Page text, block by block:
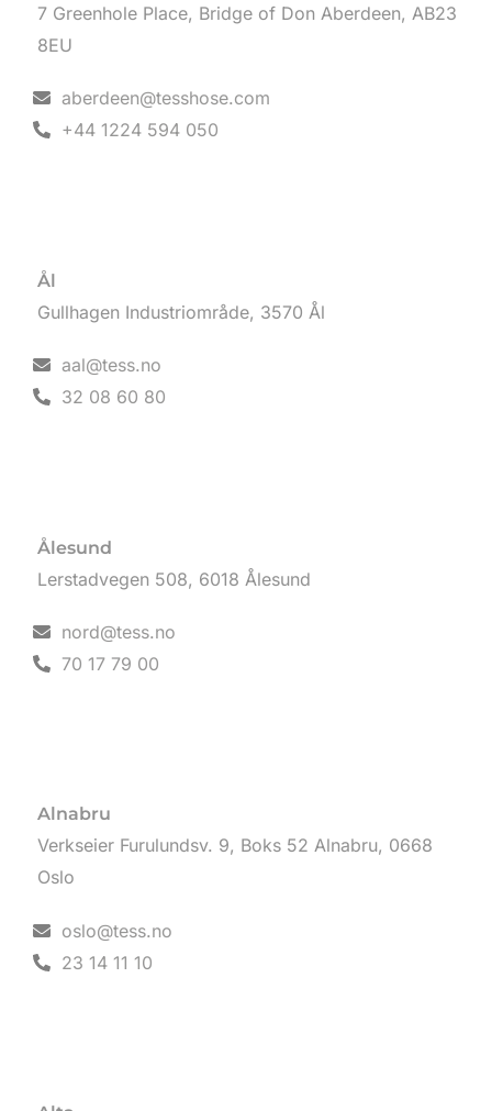
7 Greenhole Place, Bridge of Don Aberdeen, AB23
8EU
aberdeen@tesshose.com
+44 1224 594 050
Ål
Gullhagen Industriområde, 3570 Ål
aal@tess.no
32 08 60 80
Ålesund
Lerstadvegen 508, 6018 Ålesund
nord@tess.no
70 17 79 00
Alnabru
Verkseier Furulundsv. 9, Boks 52 Alnabru, 0668
Oslo
oslo@tess.no
23 14 11 10